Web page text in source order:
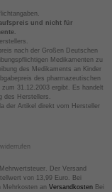
und nicht für
nach der Großen Deutschen
Medikamenten zu
des Medikaments an Kinder
des pharmazeutischen
31.12.2003 ergibt. Es handelt
des Herstellers.
der Artikel direkt vom Hersteller
Der Versand
von 13,99 Euro. Bei
Mehrkosten an VersandkostenBei